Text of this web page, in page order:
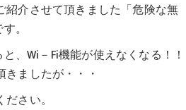
紹介させて頂きました「危険な無
。
、Wi－Fi機能が使えなくなる！！
ましたが・・・
さい。